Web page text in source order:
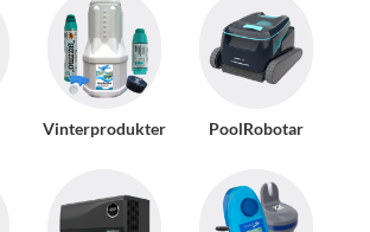
Vinterprodukter PoolRobotar